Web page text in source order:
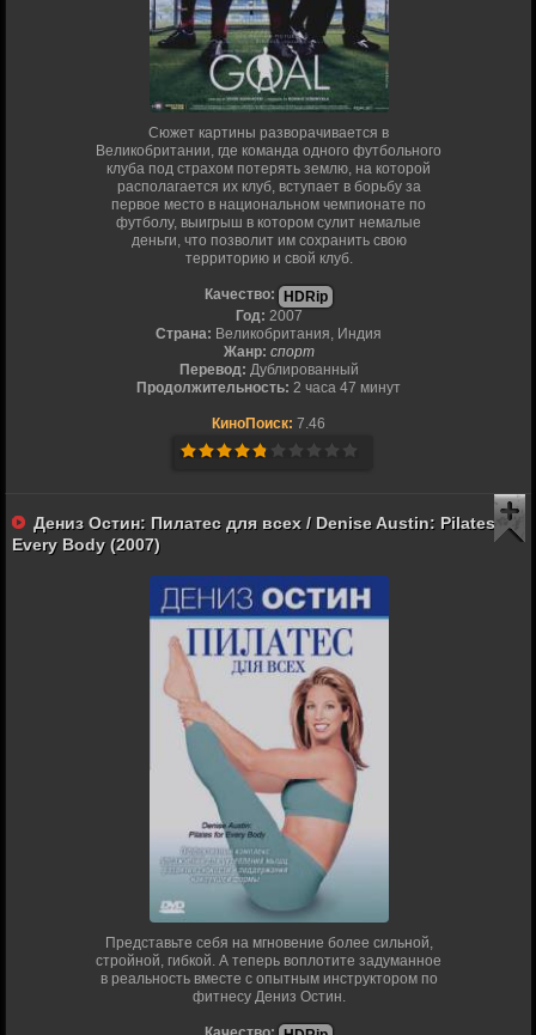
Сюжет картины разворачивается в
Великобритании, где команда одного футбольного
клуба под страхом потерять землю, на которой
располагается их клуб, вступает в борьбу за
первое место в национальном чемпионате по
футболу, выигрыш в котором сулит немалые
деньги, что позволит им сохранить свою
территорию и свой клуб.
Качество:
HDRip
Год: 2007
Страна: Великобритания, Индия
Жанр: спорт
Перевод: Дублированный
Продолжительность: 2 часа 47 минут
КиноПоиск: 7.46
Дениз Остин: Пилатес для всех / Denise Austin: Pilates for
Every Body (2007)
Представьте себя на мгновение более сильной,
стройной, гибкой. А теперь воплотите задуманное
в реальность вместе с опытным инструктором по
фитнесу Дениз Остин.